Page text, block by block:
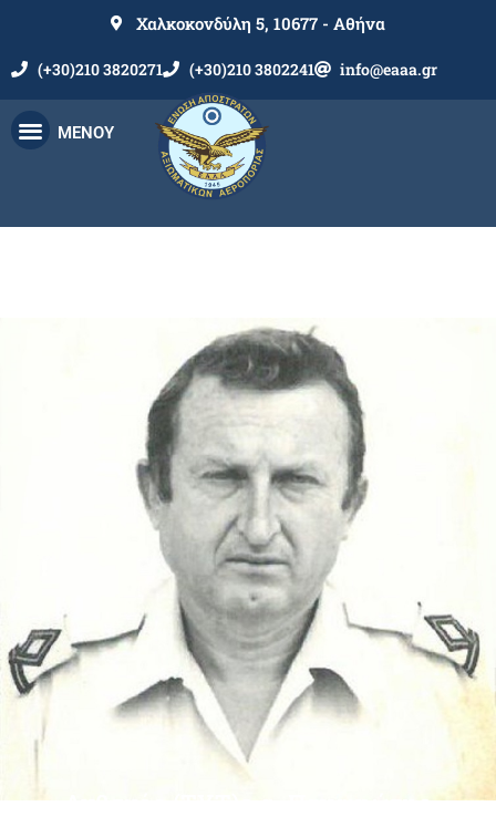
Χαλκοκονδύλη 5, 10677 - Αθήνα
(+30)210 3820271 (+30)210 3802241 info@eaaa.gr
ΜΕΝΟΥ
Ανθσγός (ΤΥΤ)ε.α. Παναγιώτης